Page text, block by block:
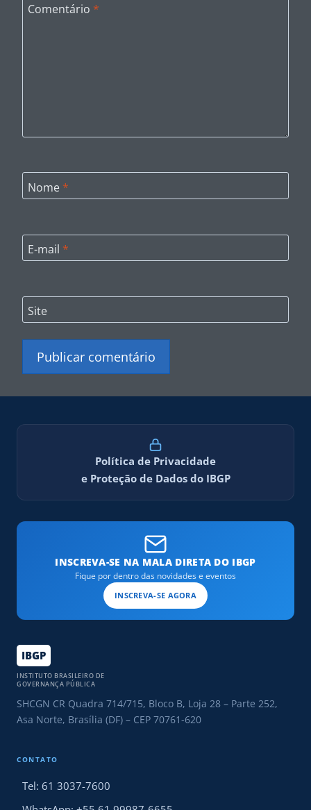
Comentário *
Nome *
E-mail *
Site
Política de Privacidade
e Proteção de Dados do IBGP
INSCREVA-SE NA MALA DIRETA DO IBGP
Fique por dentro das novidades e eventos
INSCREVA-SE AGORA
IBGP
INSTITUTO BRASILEIRO DE
GOVERNANÇA PÚBLICA
SHCGN CR Quadra 714/715, Bloco B, Loja 28 – Parte 252,
Asa Norte, Brasília (DF) – CEP 70761-620
CONTATO
Tel: 61 3037-7600